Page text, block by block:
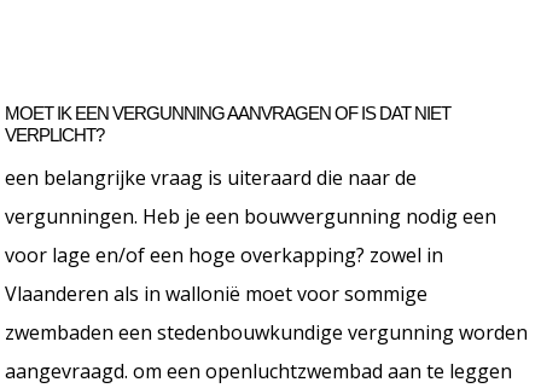
MOET IK EEN VERGUNNING AANVRAGEN OF IS DAT NIET
VERPLICHT?
een belangrijke vraag is uiteraard die naar de
vergunningen. Heb je een bouwvergunning nodig een
voor lage en/of een hoge overkapping? zowel in
Vlaanderen als in wallonië moet voor sommige
zwembaden een stedenbouwkundige vergunning worden
aangevraagd. om een openluchtzwembad aan te leggen